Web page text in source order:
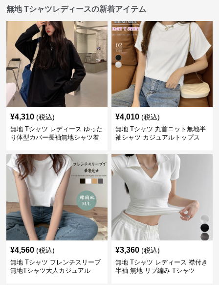
無地 Tシャツレディースの新着アイテム
¥4,310 (税込)
無地 Tシャツ レディース ゆった
り体型カバー長袖無地シャツ着
¥4,010 (税込)
無地 Tシャツ 丸首ニット無地半
袖シャツ カジュアルトップス
¥4,560 (税込)
無地 Tシャツ フレンチスリーブ
無地Tシャツ大人カジュアル
¥3,360 (税込)
無地 Tシャツ レディース 襟付き
半袖 無地 リブ編み Tシャツ